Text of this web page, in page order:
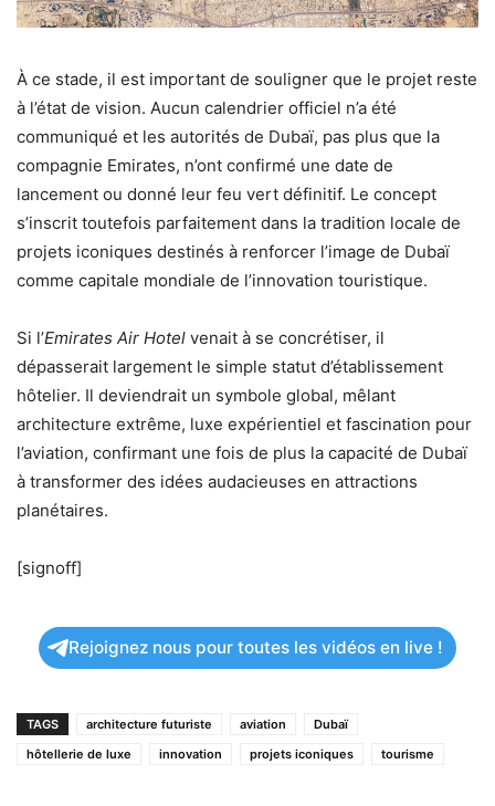
À ce stade, il est important de souligner que le projet reste
à l’état de vision. Aucun calendrier officiel n’a été
communiqué et les autorités de Dubaï, pas plus que la
compagnie Emirates, n’ont confirmé une date de
lancement ou donné leur feu vert définitif. Le concept
s’inscrit toutefois parfaitement dans la tradition locale de
projets iconiques destinés à renforcer l’image de Dubaï
comme capitale mondiale de l’innovation touristique.
Si l’Emirates Air Hotel venait à se concrétiser, il
dépasserait largement le simple statut d’établissement
hôtelier. Il deviendrait un symbole global, mêlant
architecture extrême, luxe expérientiel et fascination pour
l’aviation, confirmant une fois de plus la capacité de Dubaï
à transformer des idées audacieuses en attractions
planétaires.
[signoff]
Rejoignez nous pour toutes les vidéos en live !
TAGS architecture futuriste aviation
Dubaï
hôtellerie de luxe
innovation projets iconiques tourisme